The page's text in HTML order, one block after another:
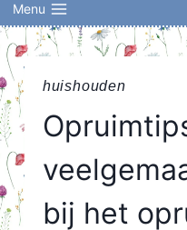
Menu
huishouden
bij het